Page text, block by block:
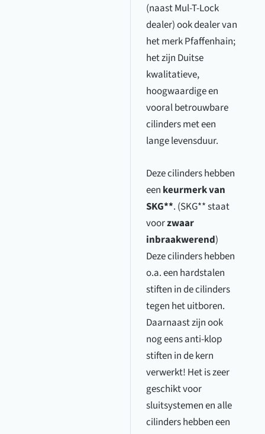
(naast Mul-T-Lock
dealer) ook dealer van
het merk Pfaffenhain;
het zijn Duitse
kwalitatieve,
hoogwaardige en
vooral betrouwbare
cilinders met een
lange levensduur.
Deze cilinders hebben
een keurmerk van
SKG**. (SKG** staat
voorzwaar
inbraakwerend)
Deze cilinders hebben
o.a. een hardstalen
stiften in de cilinders
tegen het uitboren.
Daarnaast zijn ook
nog eens anti-klop
stiften in de kern
verwerkt! Het is zeer
geschikt voor
sluitsystemen en alle
cilinders hebben een